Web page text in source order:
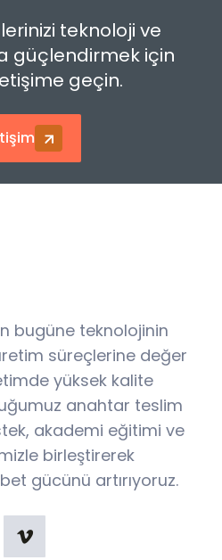
teknoloji ve
güçlendirmek için
geçin.
bugüne teknolojinin
süreçlerine değer
yüksek kalite
anahtar teslim
akademi eğitimi ve
birleştirerek
gücünü artırıyoruz.